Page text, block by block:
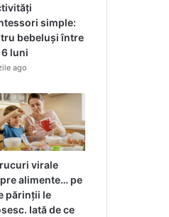
simple:
bebeluși între
6 luni
ago
virale
alimente… pe
părinții le
Iată de ce